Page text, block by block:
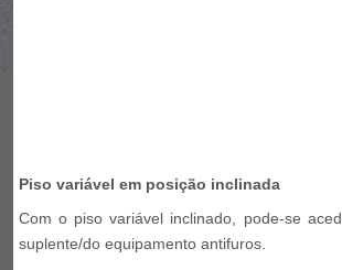
Piso variável em posição inclinada
Com o piso variável inclinado, pode-se
suplente/do equipamento antifuros.